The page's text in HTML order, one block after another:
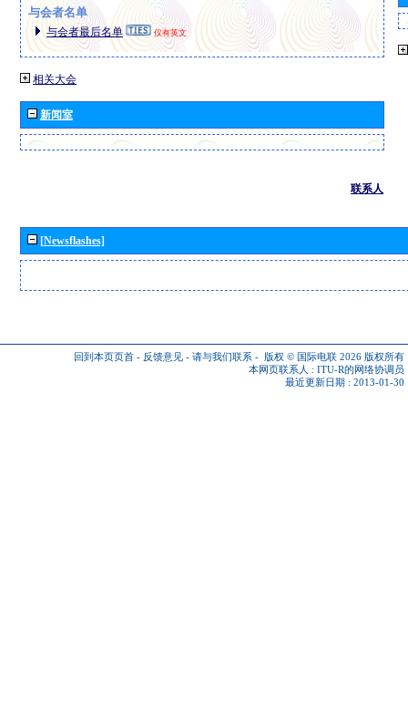
与会者名单
与会者最后名单 仅有英文
相关大会
新闻室
联系人
[Newsflashes]
回到本页页首 - 反馈意见 - 请与我们联系 - 版权 © 国际电联 2026 版权所有
本网页联系人 : ITU-R的网络协调员
最近更新日期 : 2013-01-30